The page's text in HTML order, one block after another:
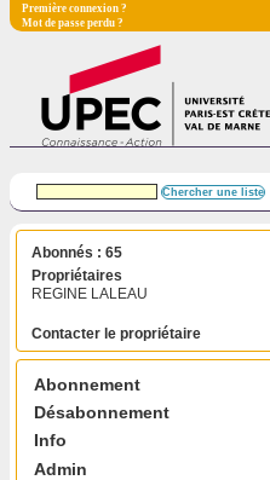
Première connexion ?
Mot de passe perdu ?
Abonnés : 65
Propriétaires
REGINE LALEAU
Contacter le propriétaire
Abonnement
Désabonnement
Info
Admin